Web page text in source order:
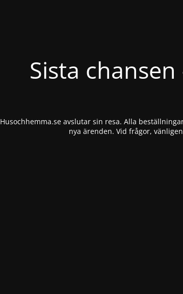
Sista
Husochhemma.se avslutar sin resa. Alla
nya ärenden. Vid frågor,